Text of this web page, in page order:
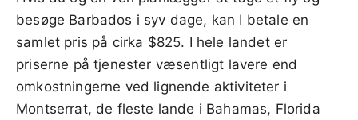
besøge Barbados i syv dage, kan I betale en
samlet pris på cirka $825. I hele landet er
priserne på tjenester væsentligt lavere end
omkostningerne ved lignende aktiviteter i
Montserrat, de fleste lande i Bahamas, Florida